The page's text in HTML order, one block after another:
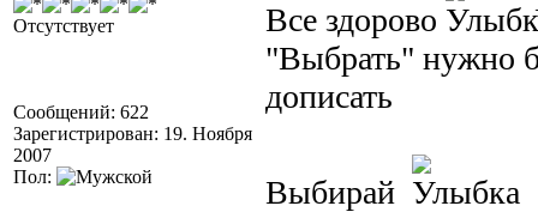
Отсутствует
Сообщений: 622
Зарегистрирован: 19. Ноября
2007
Пол:
Все здорово
"Выбрать" нужно
дописать
Выбирай